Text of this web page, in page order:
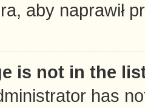
aby naprawił
is not in the
has